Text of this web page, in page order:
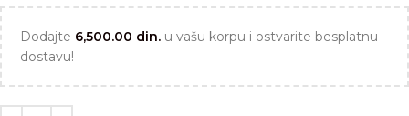
Dodajte 6,500.00 din. u vašu korpu i ostvarite besplatnu
dostavu!